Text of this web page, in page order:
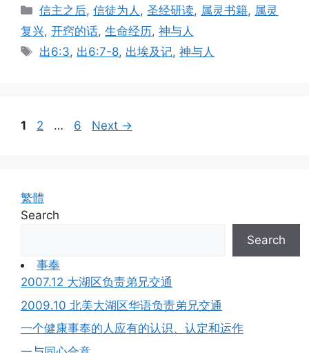
Categories
信主之后,信徒为人 ,圣经研读, 属灵书籍, 属灵
复兴, 开窍的话, 生命经历, 神与人
Tags
出6:3, 出6:7-8, 出埃及记,神与人
Page
1 Page
2 … Page
6 Next →
繁體
Search
Search
事奉
2007.12 大湖区负责弟兄交通
2009.10 北美大湖区华语负责弟兄交通
一个健康事奉的人应有的认识、认定和运作